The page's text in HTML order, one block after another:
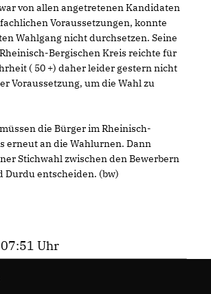
von allen angetretenen Kandidaten
Voraussetzungen, konnte
Wahlgang nicht durchsetzen. Seine
Bergischen Kreis reichte für
( 50 +) daher leider gestern nicht
Voraussetzung, um die Wahl zu
die Bürger im Rheinisch-
erneut an die Wahlurnen. Dann
Stichwahl zwischen den Bewerbern
Durdu entscheiden. (bw)
Uhr